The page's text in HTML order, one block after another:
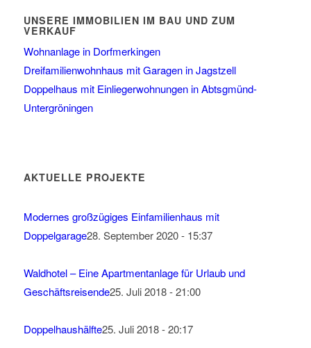
UNSERE IMMOBILIEN IM BAU UND ZUM
VERKAUF
Wohnanlage in Dorfmerkingen
Dreifamilienwohnhaus mit Garagen in Jagstzell
Doppelhaus mit Einliegerwohnungen in Abtsgmünd-
Untergröningen
AKTUELLE PROJEKTE
Modernes großzügiges Einfamilienhaus mit
Doppelgarage28. September 2020 - 15:37
Waldhotel – Eine Apartmentanlage für Urlaub und
Geschäftsreisende25. Juli 2018 - 21:00
Doppelhaushälfte25. Juli 2018 - 20:17